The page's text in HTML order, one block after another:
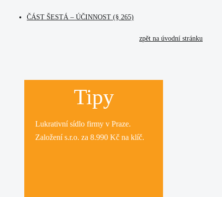
ČÁST ŠESTÁ – ÚČINNOST (§ 265)
zpět na úvodní stránku
Tipy
Lukrativnísídlo firmy v Praze.
Založení s.r.o. za 8.990 Kč na klíč.